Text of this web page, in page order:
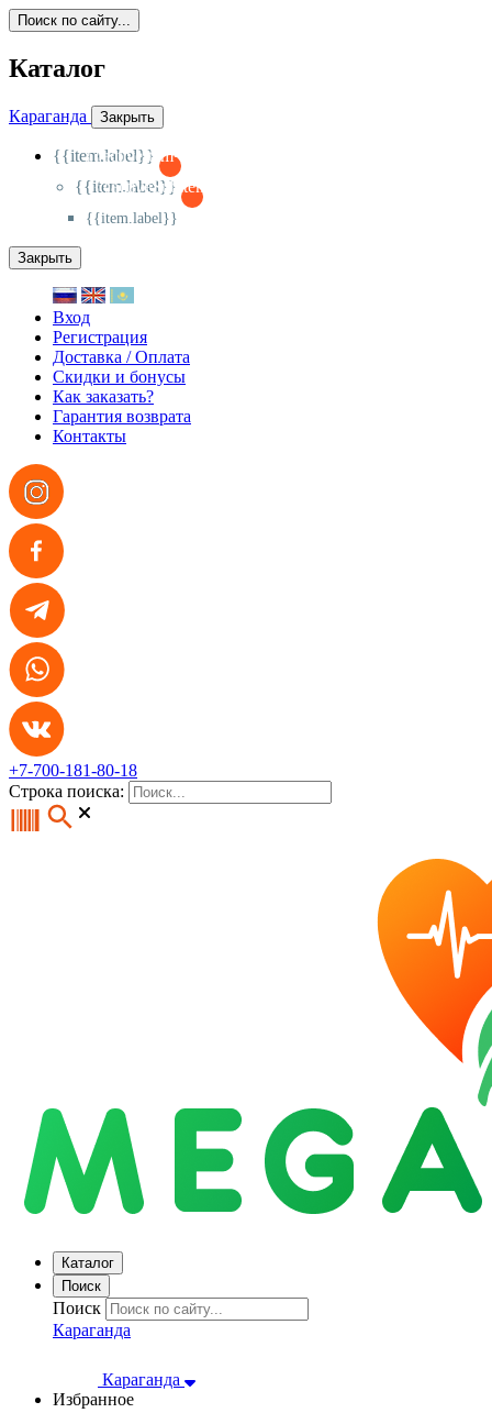
Поиск по сайту...
Каталог
Караганда Закрыть
{{item.label}}
{{activeItem==item.id?'-
{{item.label}}
{{activeSubitem==item.id?'-
{{item.label}}
Закрыть
Вход
Регистрация
Доставка / Оплата
Скидки и бонусы
Как заказать?
Гарантия возврата
Контакты
+7-700-181-80-18
Строка поиска:
Каталог
Поиск
Поиск
Караганда
Караганда
Избранное